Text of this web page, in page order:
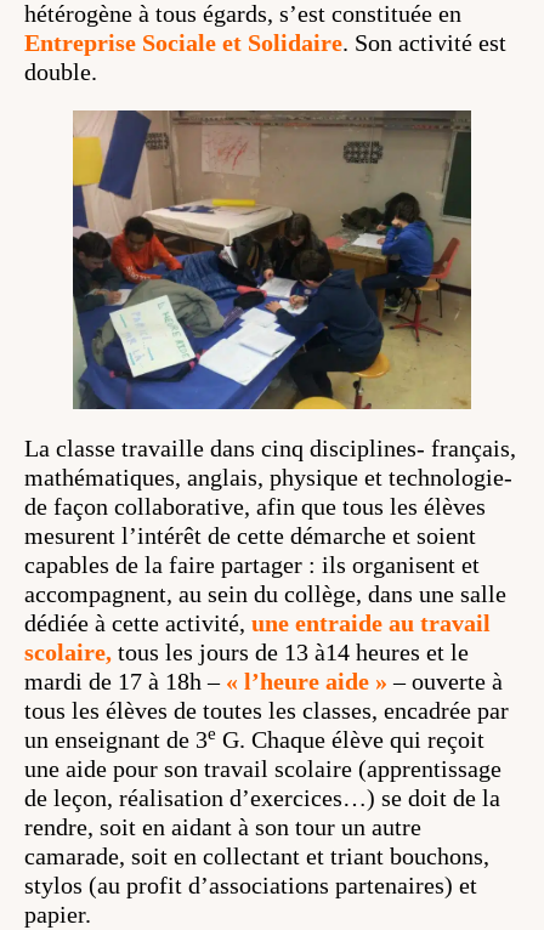
hétérogène à tous égards, s’est constituée en
Entreprise Sociale et Solidaire. Son activité est
double.
La classe travaille dans cinq disciplines- français,
mathématiques, anglais, physique et technologie-
de façon collaborative, afin que tous les élèves
mesurent l’intérêt de cette démarche et soient
capables de la faire partager : ils organisent et
accompagnent, au sein du collège, dans une salle
dédiée à cette activité, une entraide au travail
scolaire, tous les jours de 13 à14 heures et le
mardi de 17 à 18h – « l’heure aide » – ouverte à
tous les élèves de toutes les classes, encadrée par
un enseignant de 3e G. Chaque élève qui reçoit
une aide pour son travail scolaire (apprentissage
de leçon, réalisation d’exercices…) se doit de la
rendre, soit en aidant à son tour un autre
camarade, soit en collectant et triant bouchons,
stylos (au profit d’associations partenaires) et
papier.